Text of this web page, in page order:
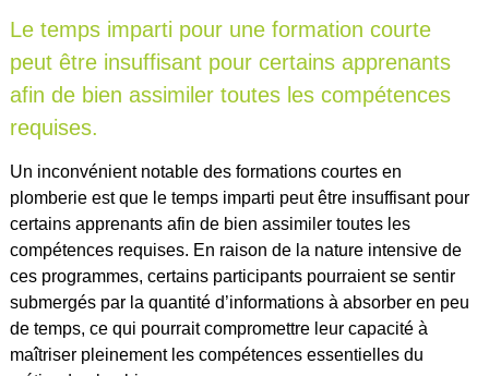
Le temps imparti pour une formation courte
peut être insuffisant pour certains apprenants
afin de bien assimiler toutes les compétences
requises.
Un inconvénient notable des formations courtes en
plomberie est que le temps imparti peut être insuffisant pour
certains apprenants afin de bien assimiler toutes les
compétences requises. En raison de la nature intensive de
ces programmes, certains participants pourraient se sentir
submergés par la quantité d’informations à absorber en peu
de temps, ce qui pourrait compromettre leur capacité à
maîtriser pleinement les compétences essentielles du